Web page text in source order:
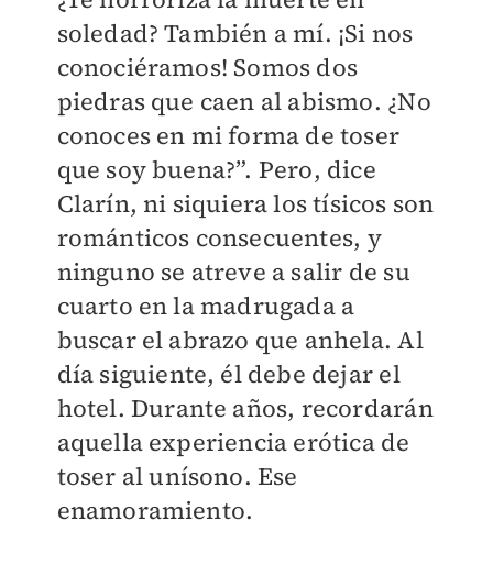
soledad? También a mí. ¡Si nos
conociéramos! Somos dos
piedras que caen al abismo. ¿No
conoces en mi forma de toser
que soy buena?”. Pero, dice
Clarín, ni siquiera los tísicos son
románticos consecuentes, y
ninguno se atreve a salir de su
cuarto en la madrugada a
buscar el abrazo que anhela. Al
día siguiente, él debe dejar el
hotel. Durante años, recordarán
aquella experiencia erótica de
toser al unísono. Ese
enamoramiento.